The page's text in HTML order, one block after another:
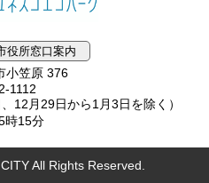
役所窓口案内
小笠原 376
1112
12月29日から1月3日を除く）
時15分
All Rights Reserved.